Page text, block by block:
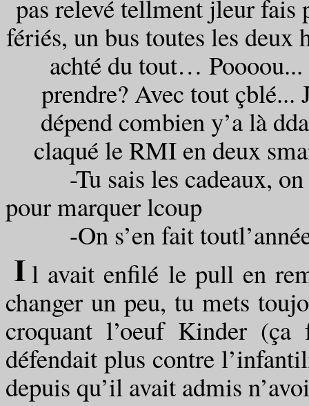
pas relevé tellment jleur fais
fériés, un bus toutes les
achté du tout… Poooou...
prendre? Avec tout çblé...
dépend combien y’a là
claqué le RMI en deux
-Tu sais les cadeaux, on
pour marquer lcoup
-On s’en fait toutl’année
l avait enfilé le pull en
changer un peu, tu mets
croquant l’oeuf Kinder
défendait plus contre
depuis qu’il avait admis